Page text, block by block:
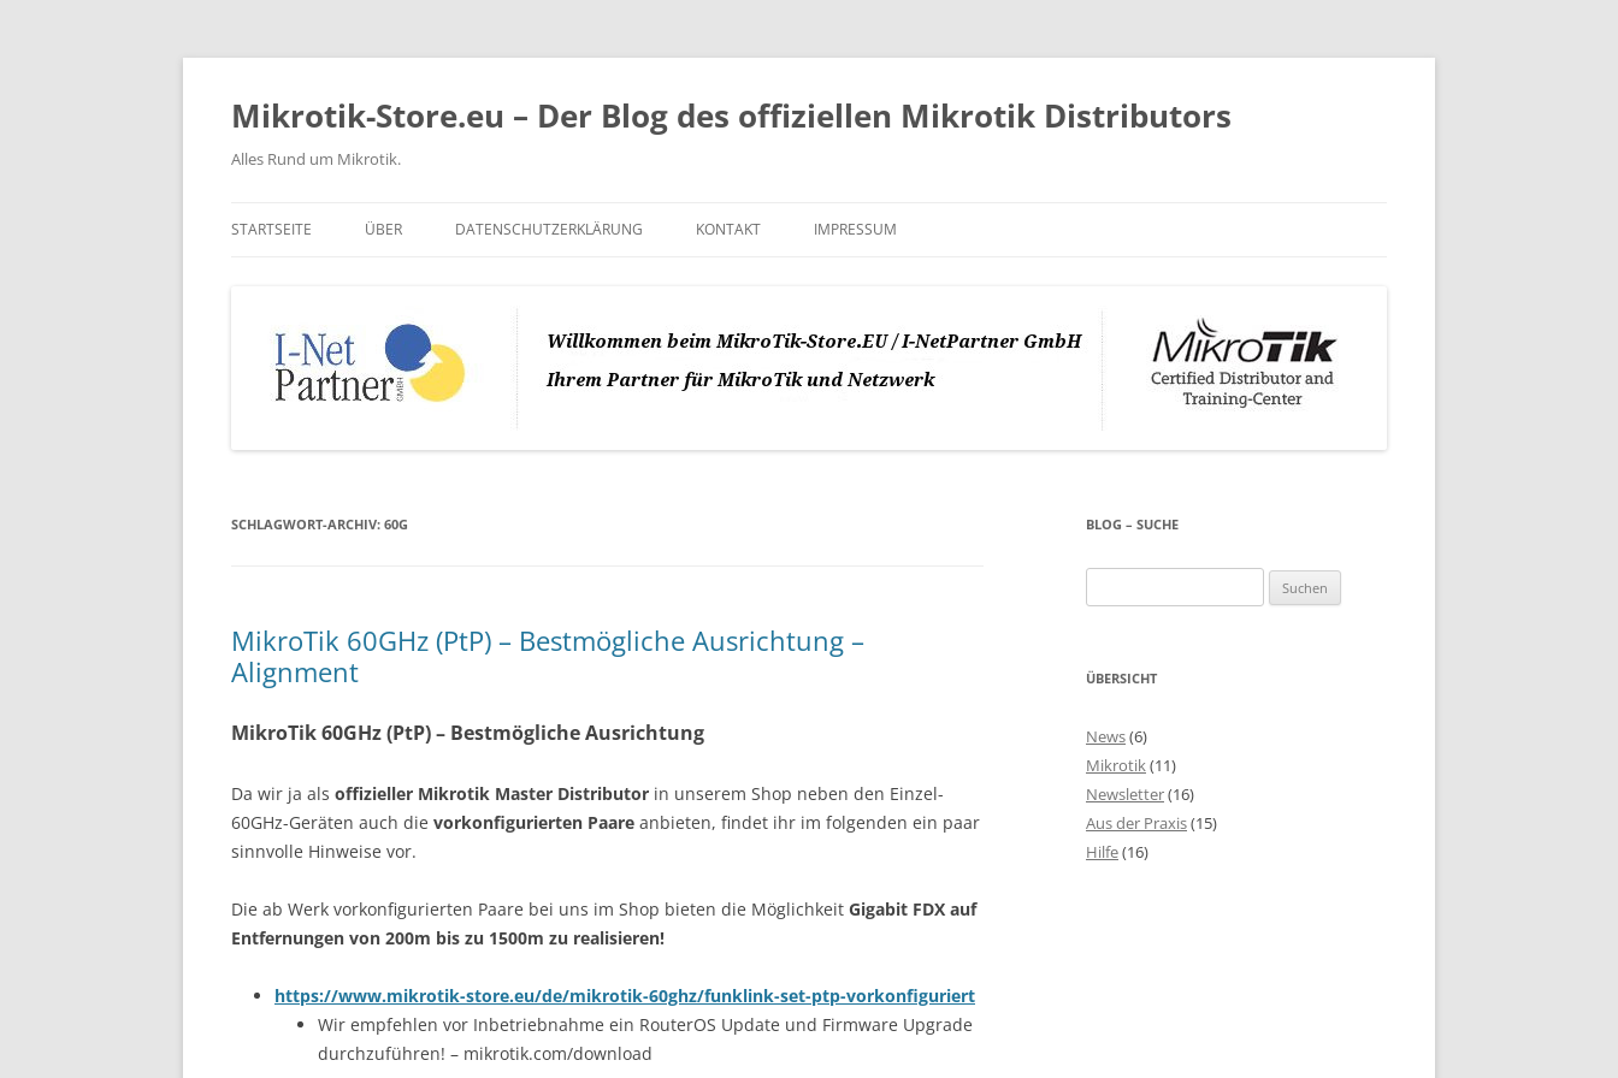
Zum
springen
Mikrotik-Store.eu – Der Blog des offiziellen Mikrotik Distributors
Alles Rund um Mikrotik.
STARTSEITE ÜBER DATENSCHUTZERKLÄRUNG KONTAKT IMPRESSUM
SCHLAGWORT-ARCHIV: 60G
MikroTik 60GHz (PtP) – Bestmögliche Ausrichtung –
Alignment
MikroTik 60GHz (PtP) – Bestmögliche Ausrichtung
Da wir ja als offizieller Mikrotik Master Distributor in unserem Shop neben den Einzel-
60GHz-Geräten auch die vorkonfigurierten Paare anbieten, findet ihr im folgenden ein paar
sinnvolle Hinweise vor.
Die ab Werk vorkonfigurierten Paare bei uns im Shop bieten die Möglichkeit Gigabit FDX auf
Entfernungen von 200m bis zu 1500m zu realisieren!
https://www.mikrotik-store.eu/de/mikrotik-60ghz/funklink-set-ptp-vorkonfiguriert
Wir empfehlen vor Inbetriebnahme ein RouterOS Update und Firmware Upgrade
durchzuführen! – mikrotik.com/download
BLOG – SUCHE
nach:
ÜBERSICHT
News(6)
Mikrotik(11)
Newsletter(16)
Aus der Praxis(15)
Hilfe(16)